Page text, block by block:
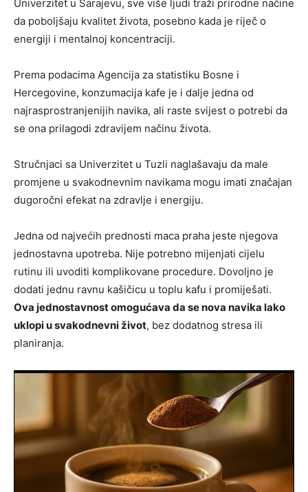
Univerzitet u Sarajevu, sve više ljudi traži prirodne načine
da poboljšaju kvalitet života, posebno kada je riječ o
energiji i mentalnoj koncentraciji.
Prema podacima Agencija za statistiku Bosne i
Hercegovine, konzumacija kafe je i dalje jedna od
najrasprostranjenijih navika, ali raste svijest o potrebi da
se ona prilagodi zdravijem načinu života.
Stručnjaci sa Univerzitet u Tuzli naglašavaju da male
promjene u svakodnevnim navikama mogu imati značajan
dugoročni efekat na zdravlje i energiju.
Jedna od najvećih prednosti maca praha jeste njegova
jednostavna upotreba. Nije potrebno mijenjati cijelu
rutinu ili uvoditi komplikovane procedure. Dovoljno je
dodati jednu ravnu kašičicu u toplu kafu i promiješati.
Ova jednostavnost omogućava da se nova navika lako
uklopi u svakodnevni život, bez dodatnog stresa ili
planiranja.